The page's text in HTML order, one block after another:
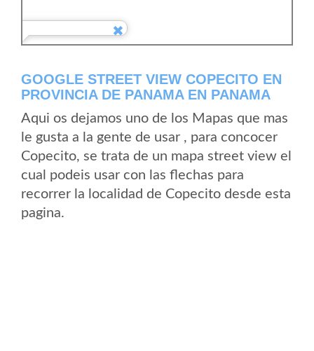
GOOGLE STREET VIEW COPECITO EN
PROVINCIA DE PANAMA EN PANAMA
Aqui os dejamos uno de los Mapas que mas
le gusta a la gente de usar , para concocer
Copecito, se trata de un mapa street view el
cual podeis usar con las flechas para
recorrer la localidad de Copecito desde esta
pagina.